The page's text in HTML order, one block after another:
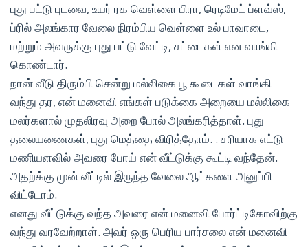
புது பட்டு புடவை, உயர் ரக வெள்ளை பிரா, ரெடிமேட் ப்ளவ்ஸ்,
ப்ரில் அலங்கார வேலை நிரம்பிய வெள்ளை உல் பாவாடை,
மற்றும் அவருக்கு புது பட்டு வேட்டி, சட்டைகள் என வாங்கி
கொண்டார்.
நான் வீடு திரும்பி சென்று மல்லிகை பூ கூடைகள் வாங்கி
வந்து தர, என் மனைவி எங்கள் படுக்கை அறையை மல்லிகை
மலர்களால் முதலிரவு அறை போல் அலங்கரித்தாள். புது
தலையணைகள், புது மெத்தை விரித்தோம். . சரியாக எட்டு
மணியளவில் அவரை போய் என் வீட்டுக்கு கூட்டி வந்தேன்.
அதற்க்கு முன் வீட்டில் இருந்த வேலை ஆட்களை அனுப்பி
விட்டோம்.
எனது வீட்டுக்கு வந்த அவரை என் மனைவி போர்ட்டிகோவிற்கு
வந்து வரவேற்றாள். அவர் ஒரு பெரிய பார்சலை என் மனைவி